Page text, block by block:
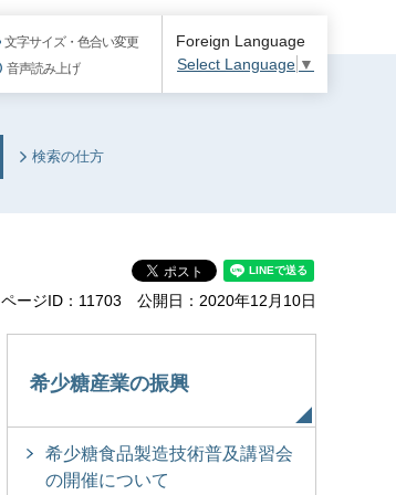
文字サイズ・色合い変更
音声読み上げ
Foreign Language
Select Language ▼
検索の仕方
ページID：11703 公開日：2020年12月10日
希少糖産業の振興
希少糖食品製造技術普及講習会
の開催について